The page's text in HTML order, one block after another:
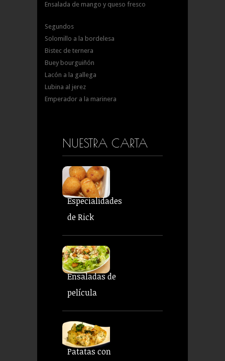
Ensalada de mango y queso fresco
Segundos
Solomillo a la bordelesa
Bistec de ternera
Buey bourguiñón
Lacón a la gallega
Lubina al jerez
Emperador a la marinera
NUESTRA CARTA
Especialidades
de Rick
Ensaladas de
película
Patatas con